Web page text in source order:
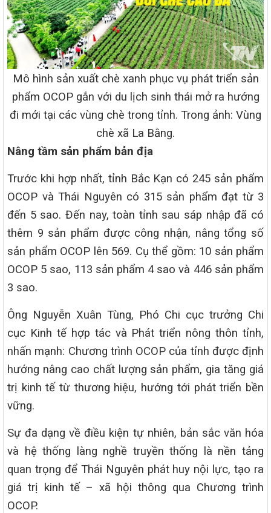
Mô hình sản xuất chè xanh phục vụ phát triển sản
phẩm OCOP gắn với du lịch sinh thái mở ra hướng
đi mới tại các vùng chè trong tỉnh. Trong ảnh: Vùng
chè xã La Bằng.
Nâng tầm sản phẩm bản địa
Trước khi hợp nhất, tỉnh Bắc Kạn có 245 sản phẩm
OCOP và Thái Nguyên có 315 sản phẩm đạt từ 3
đến 5 sao. Đến nay, toàn tỉnh sau sáp nhập đã có
thêm 9 sản phẩm được công nhận, nâng tổng số
sản phẩm OCOP lên 569. Cụ thể gồm: 10 sản phẩm
OCOP 5 sao, 113 sản phẩm 4 sao và 446 sản phẩm
3 sao.
Ông Nguyễn Xuân Tùng, Phó Chi cục trưởng Chi
cục Kinh tế hợp tác và Phát triển nông thôn tỉnh,
nhấn mạnh: Chương trình OCOP của tỉnh được định
hướng nâng cao chất lượng sản phẩm, gia tăng giá
trị kinh tế từ thương hiệu, hướng tới phát triển bền
vững.
Sự đa dạng về điều kiện tự nhiên, bản sắc văn hóa
và hệ thống làng nghề truyền thống là nền tảng
quan trọng để Thái Nguyên phát huy nội lực, tạo ra
giá trị kinh tế – xã hội thông qua Chương trình
OCOP.